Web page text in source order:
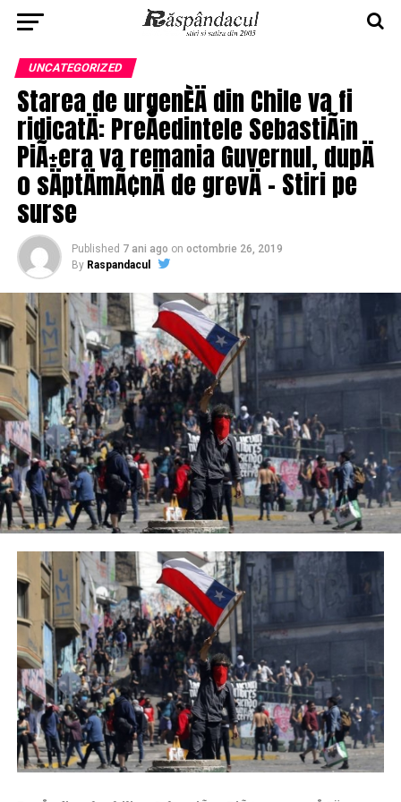
UNCATEGORIZED
Starea de urgenÈÄ din Chile va fi
ridicatÄ: PreÅedintele SebastiÃ¡n
PiÃ±era va remania Guvernul, dupÄ
o sÄptÄmÃ¢nÄ de grevÄ – Stiri pe
surse
Published 7 ani ago on octombrie 26, 2019
By Raspandacul